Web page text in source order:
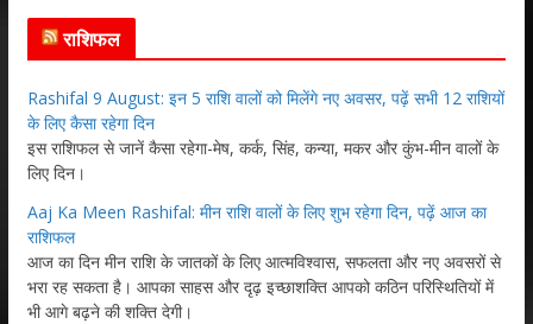
राशिफल
Rashifal 9 August: इन 5 राशि वालों को मिलेंगे नए अवसर, पढ़ें सभी 12 राशियों
के लिए कैसा रहेगा दिन
इस राशिफल से जानें कैसा रहेगा-मेष, कर्क, सिंह, कन्या, मकर और कुंभ-मीन वालों के
लिए दिन।
Aaj Ka Meen Rashifal: मीन राशि वालों के लिए शुभ रहेगा दिन, पढ़ें आज का
राशिफल
आज का दिन मीन राशि के जातकों के लिए आत्मविश्वास, सफलता और नए अवसरों से
भरा रह सकता है। आपका साहस और दृढ़ इच्छाशक्ति आपको कठिन परिस्थितियों में
भी आगे बढ़ने की शक्ति देगी।